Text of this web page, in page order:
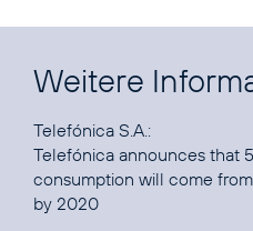
Weitere
Telefónica announces that
consumption will come
by 2020